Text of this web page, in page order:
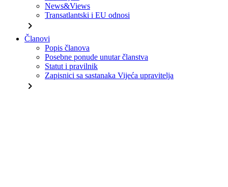
News&Views
Transatlantski i EU odnosi
chevron_right
Članovi
Popis članova
Posebne ponude unutar članstva
Statut i pravilnik
Zapisnici sa sastanaka Vijeća upravitelja
chevron_right